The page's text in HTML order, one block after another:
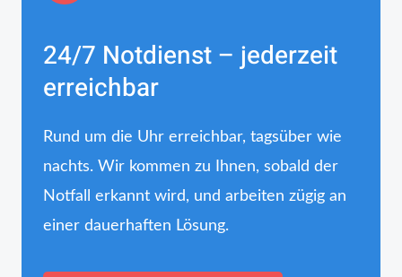
24/7 Notdienst – jederzeit
erreichbar
Rund um die Uhr erreichbar, tagsüber wie
nachts. Wir kommen zu Ihnen, sobald der
Notfall erkannt wird, und arbeiten zügig an
einer dauerhaften Lösung.